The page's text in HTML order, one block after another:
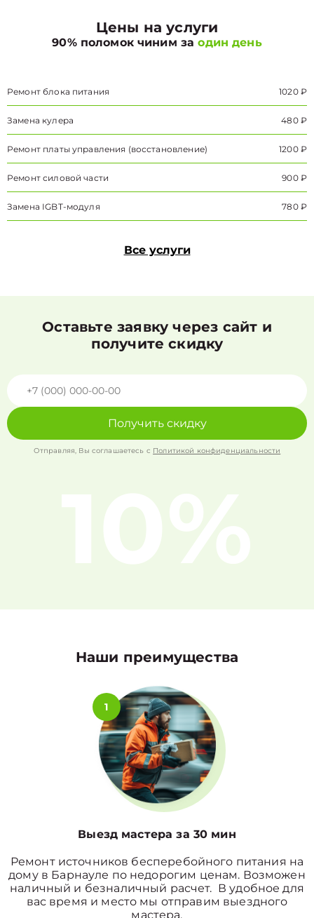
Цены на услуги
90% поломок чиним заодин день
Ремонт блока питания 1020 ₽
Замена кулера 480 ₽
Ремонт платы управления (восстановление) 1200 ₽
Ремонт силовой части 900 ₽
Замена IGBT-модуля 780 ₽
Все услуги
Оставьте заявку через сайт и
получите скидку
Получить скидку
Отправляя, Вы соглашаетесь с Политикой конфиденциальности
10%
Наши преимущества
1
Выезд мастера за 30 мин
Ремонт источников бесперебойного питания на
дому в Барнауле по недорогим ценам. Возможен
наличный и безналичный расчет. В удобное для
вас время и место мы отправим выездного
мастера.